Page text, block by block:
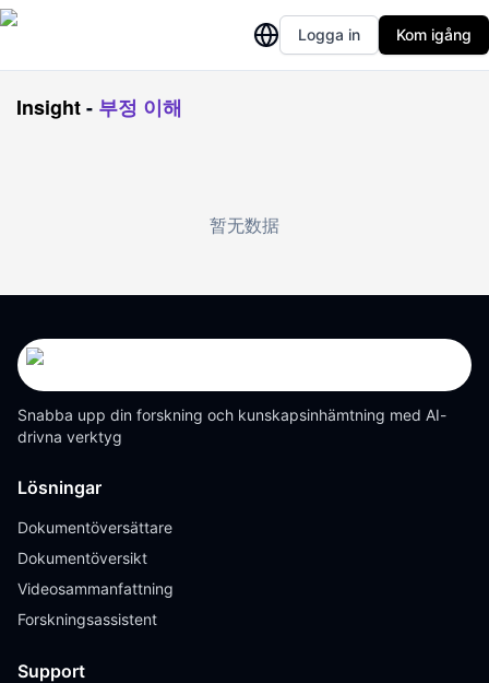
Logga in Kom igång
Insight- 부정 이해
暂无数据
Snabba upp din forskning och kunskapsinhämtning med AI-
drivna verktyg
Lösningar
Dokumentöversättare
Dokumentöversikt
Videosammanfattning
Forskningsassistent
Support